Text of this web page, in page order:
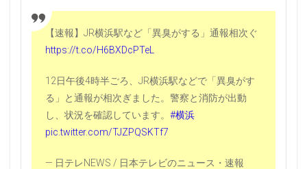
【速報】JR横浜駅など「異臭がする」通報相次ぐ
https://t.co/H6BXDcPTeL
12日午後4時半ごろ、JR横浜駅などで「異臭がす
る」と通報が相次ぎました。警察と消防が出動
し、状況を確認しています。 #横浜
pic.twitter.com/TJZPQSKTf7
— 日テレNEWS / 日本テレビのニュース・速報